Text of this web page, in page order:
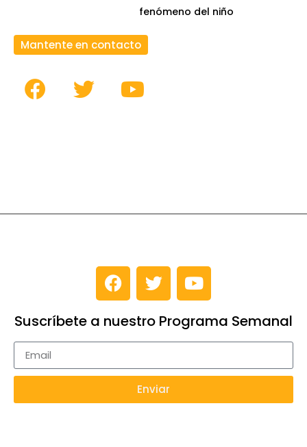
fenómeno del niño
Mantente en contacto
Suscríbete a nuestro Programa Semanal
Enviar